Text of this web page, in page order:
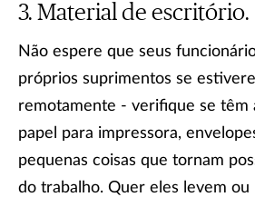
Material de escritório.
Não espere que seus
próprios suprimentos se
remotamente - verifique se têm
papel para impressora,
pequenas coisas que tornam
do trabalho. Quer eles levem ou